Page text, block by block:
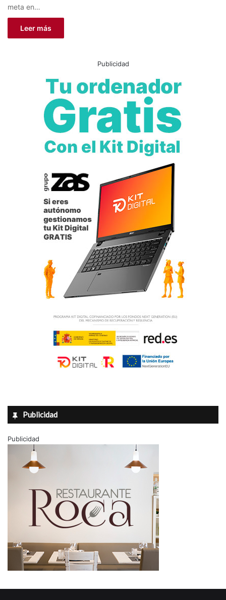
meta en…
Leer más
Publicidad
Publicidad
Publicidad